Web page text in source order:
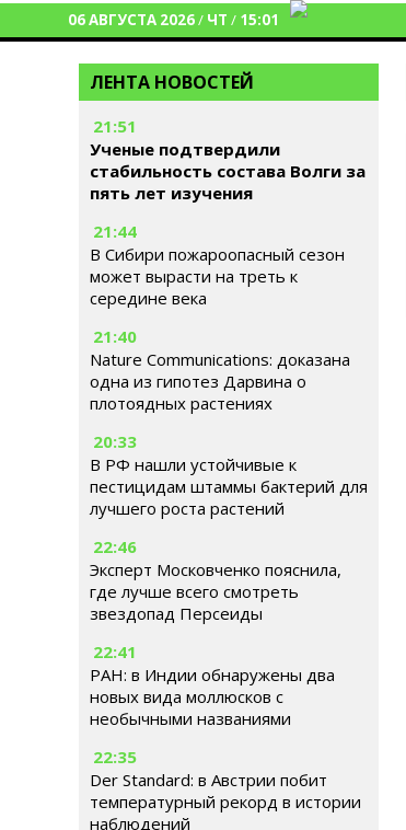
06 АВГУСТА 2026/ ЧТ / 15:01
ЛЕНТА НОВОСТЕЙ
21:51
Ученые подтвердили
стабильность состава Волги за
пять лет изучения
21:44
В Сибири пожароопасный сезон
может вырасти на треть к
середине века
21:40
Nature Communications: доказана
одна из гипотез Дарвина о
плотоядных растениях
20:33
В РФ нашли устойчивые к
пестицидам штаммы бактерий для
лучшего роста растений
22:46
Эксперт Московченко пояснила,
где лучше всего смотреть
звездопад Персеиды
22:41
РАН: в Индии обнаружены два
новых вида моллюсков с
необычными названиями
22:35
Der Standard: в Австрии побит
температурный рекорд в истории
наблюдений